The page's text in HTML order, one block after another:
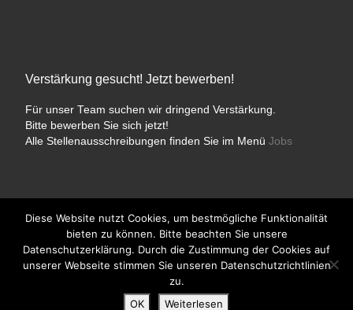
Verstärkung gesucht! Jetzt bewerben!
Für unser Team suchen wir dringend Verstärkung.
Bitte bewerben Sie sich jetzt!
Alle Stellenausschreibungen finden Sie im Menü Jobs
Konditorei Süßes Leben– Alle Rechte vorbehalten
WP Customizr-Theme
Diese Website nutzt Cookies, um bestmögliche Funktionalität
bieten zu können. Bitte beachten Sie unsere
Datenschutzerklärung. Durch die Zustimmung der Cookies auf
unserer Webseite stimmen Sie unseren Datenschutzrichtlinien
zu.
OK
Weiterlesen